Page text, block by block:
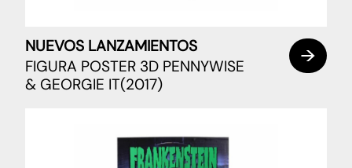
NUEVOS LANZAMIENTOS
FIGURA POSTER 3D PENNYWISE
& GEORGIE IT(2017)